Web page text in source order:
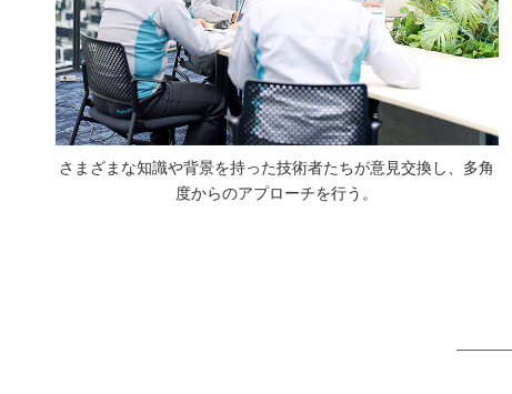
さまざまな知識や背景を持った技術者たちが意見交換し、多角
度からのアプローチを行う。